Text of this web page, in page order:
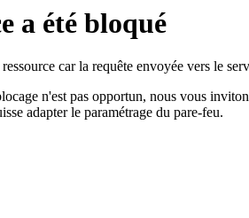
a été bloqué
car la requête envoyée vers le
n'est pas opportun, nous vous
adapter le paramétrage du pare-feu.